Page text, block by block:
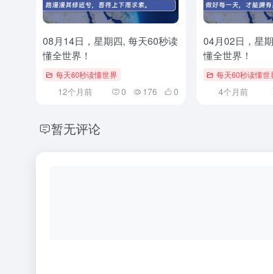
08月14日，星期四, 每天60秒读
懂全世界！
每天60秒读懂世界
12个月前 0 176 0
04月02日，星
懂全世界！
每天60秒读懂世
4个月前
暂无评论